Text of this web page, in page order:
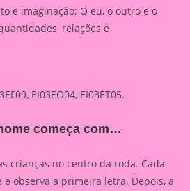
e imaginação; O eu, o outro e o
relações e
EI03EO04, EI03ET05.
começa com…
crianças no centro da roda. Cada
e observa a primeira letra. Depois, a